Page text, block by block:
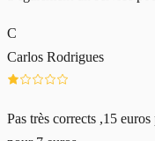
C
Carlos Rodrigues
Pas très corrects ,15